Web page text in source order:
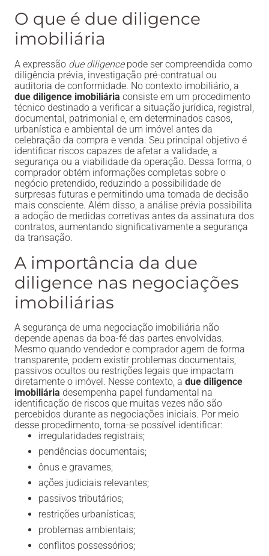
O que é due diligence
imobiliária
A expressão due diligencepode ser compreendida como
diligência prévia, investigação pré-contratual ou
auditoria de conformidade. No contexto imobiliário, a
due diligence imobiliária consiste em um procedimento
técnico destinado a verificar a situação jurídica, registral,
documental, patrimonial e, em determinados casos,
urbanística e ambiental de um imóvel antes da
celebração da compra e venda. Seu principal objetivo é
identificar riscos capazes de afetar a validade, a
segurança ou a viabilidade da operação. Dessa forma, o
comprador obtém informações completas sobre o
negócio pretendido, reduzindo a possibilidade de
surpresas futuras e permitindo uma tomada de decisão
mais consciente. Além disso, a análise prévia possibilita
a adoção de medidas corretivas antes da assinatura dos
contratos, aumentando significativamente a segurança
da transação.
A importância da due
diligence nas negociações
imobiliárias
A segurança de uma negociação imobiliária não
depende apenas da boa-fé das partes envolvidas.
Mesmo quando vendedor e comprador agem de forma
transparente, podem existir problemas documentais,
passivos ocultos ou restrições legais que impactam
diretamente o imóvel. Nesse contexto, a due diligence
imobiliária desempenha papel fundamental na
identificação de riscos que muitas vezes não são
percebidos durante as negociações iniciais. Por meio
desse procedimento, torna-se possível identificar:
irregularidades registrais;
pendências documentais;
ônus e gravames;
ações judiciais relevantes;
passivos tributários;
restrições urbanísticas;
problemas ambientais;
conflitos possessórios;